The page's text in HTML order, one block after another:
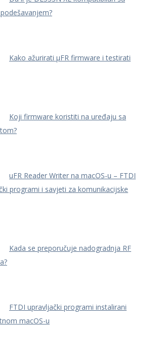
Kako ažurirati μFR firmware i testirati
Koji firmware koristiti na uređaju sa
uFR Reader Writer na macOS-u – FTDI
programi i savjeti za komunikacijske
Kada se preporučuje nadogradnja RF
FTDI upravljački programi instalirani
macOS-u